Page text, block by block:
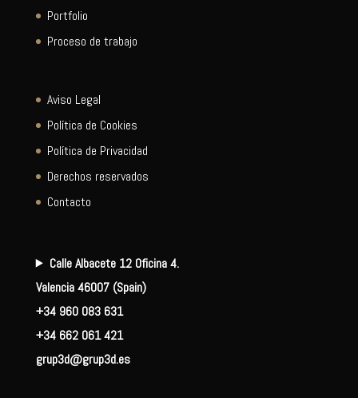
Portfolio
Proceso de trabajo
Aviso Legal
Política de Cookies
Política de Privacidad
Derechos reservados
Contacto
Calle Albacete 12 Oficina 4.
Valencia 46007 (Spain)
+34 960 083 631
+34 662 061 421
grup3d@grup3d.es